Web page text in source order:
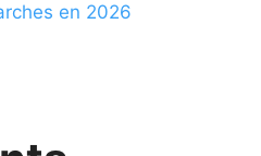
en 2026